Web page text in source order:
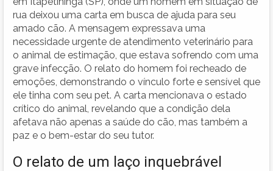
rua deixou uma carta em busca de ajuda para seu
amado cão. A mensagem expressava uma
necessidade urgente de atendimento veterinário para
o animal de estimação, que estava sofrendo com uma
grave infecção. O relato do homem foi recheado de
emoções, demonstrando o vínculo forte e sensível que
ele tinha com seu pet. A carta mencionava o estado
crítico do animal, revelando que a condição dela
afetava não apenas a saúde do cão, mas também a
paz e o bem-estar do seu tutor.
O relato de um laço inquebrável